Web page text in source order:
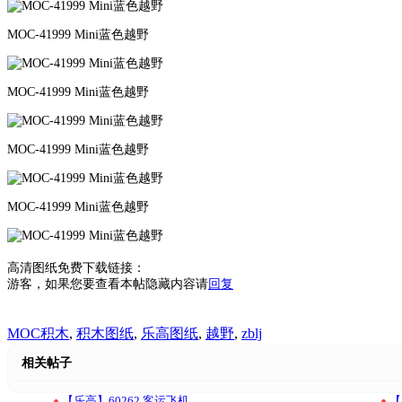
MOC-41999 Mini蓝色越野
MOC-41999 Mini蓝色越野
MOC-41999 Mini蓝色越野
MOC-41999 Mini蓝色越野
高清图纸免费下载链接：
游客，如果您要查看本帖隐藏内容请 回复
MOC积木, 积木图纸, 乐高图纸, 越野, zblj
相关帖子